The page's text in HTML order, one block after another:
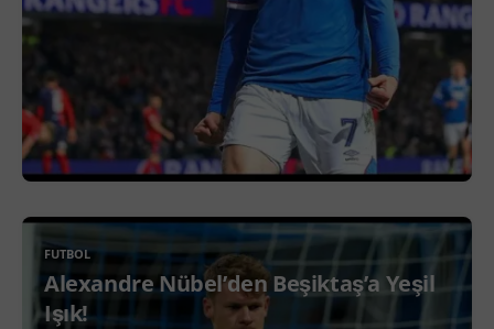
FUTBOL
Alexandre Nübel’den Beşiktaş’a Yeşil
Işık!